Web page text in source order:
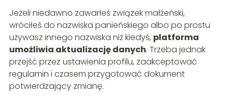
Jeżeli niedawno zawarłeś związek małżeński,
wróciłeś do nazwiska panieńskiego albo po prostu
używasz innego nazwiska niż kiedyś, platforma
umożliwia aktualizację danych. Trzeba jednak
przejść przez ustawienia profilu, zaakceptować
regulamin i czasem przygotować dokument
potwierdzający zmianę.